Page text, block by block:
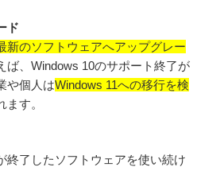
update-guide/en-US/advisory/CVE-
update-guide/en-US/advisory/CVE-
update-guide/en-US/advisory/CVE-
ド
新のソフトウェアへアップグレー
ば、Windows 10のサポート終了が
や個人はWindows 11への移行を検
ます。
終了したソフトウェアを使い続け